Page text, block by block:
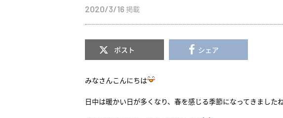
2020/3/16 掲載
ポスト シェア
みなさんこんにちは
日中は暖かい日が多くなり、春を感じる季節になってきました